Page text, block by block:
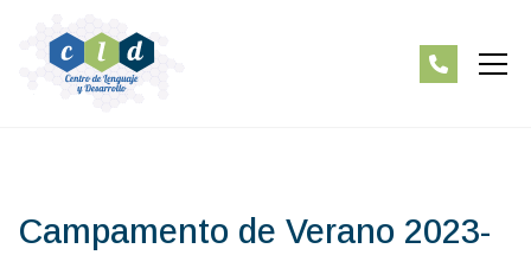
Campamento de Verano 2023-